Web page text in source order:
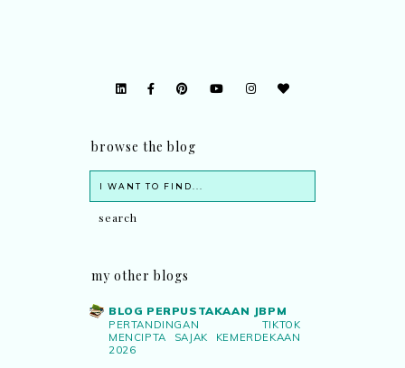
browse the blog
my other blogs
BLOG PERPUSTAKAAN JBPM
PERTANDINGAN TIKTOK
MENCIPTA SAJAK KEMERDEKAAN
2026